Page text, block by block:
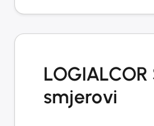
LOGIALCOR
smjerovi